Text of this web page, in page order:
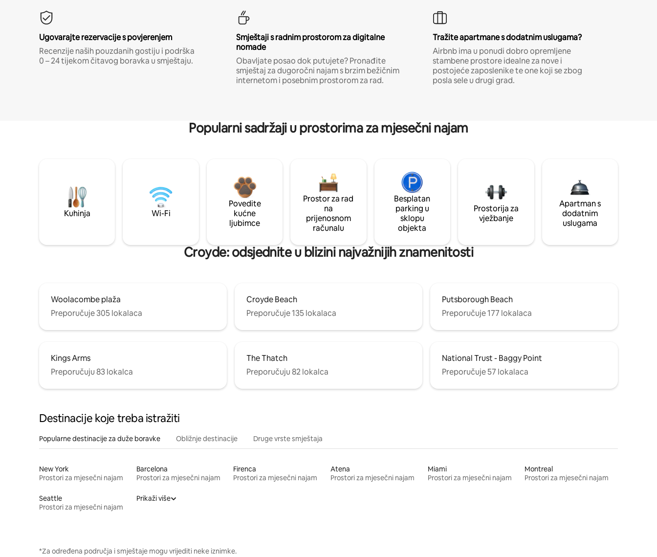
Ugovarajte rezervacije s povjerenjem
Recenzije naših pouzdanih gostiju i podrška
0 – 24 tijekom čitavog boravka u smještaju.
Smještaji s radnim prostorom za digitalne
nomade
Obavljate posao dok putujete? Pronađite
smještaj za dugoročni najam s brzim bežičnim
internetom i posebnim prostorom za rad.
Tražite apartmane s dodatnim uslugama?
Airbnb ima u ponudi dobro opremljene
stambene prostore idealne za nove i
postojeće zaposlenike te one koji se zbog
posla sele u drugi grad.
Popularni sadržaji u prostorima za mjesečni najam
Kuhinja Wi-Fi
Povedite
kućne
ljubimce
Prostor za rad
na
prijenosnom
računalu
Besplatan
parking u
sklopu
objekta
Prostorija za
vježbanje
Apartman s
dodatnim
uslugama
Croyde: odsjednite u blizini najvažnijih znamenitosti
Woolacombe plaža
Preporučuje 305 lokalaca
Croyde Beach
Preporučuje 135 lokalaca
Putsborough Beach
Preporučuje 177 lokalaca
Kings Arms
Preporučuju 83 lokalca
The Thatch
Preporučuju 82 lokalca
National Trust - Baggy Point
Preporučuje 57 lokalaca
Destinacije koje treba istražiti
Popularne destinacije za duže boravke Obližnje destinacije Druge vrste smještaja
New York
Prostori za mjesečni najam
Barcelona
Prostori za mjesečni najam
Firenca
Prostori za mjesečni najam
Atena
Prostori za mjesečni najam
Miami
Prostori za mjesečni najam
Montreal
Prostori za mjesečni najam
Seattle
Prostori za mjesečni najam
Prikaži više
*Za određena područja i smještaje mogu vrijediti neke iznimke.